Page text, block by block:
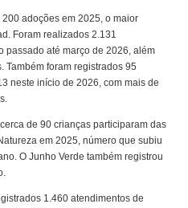
adoções em 2025, o maior
Foram realizados 2.131
passado até março de 2026, além
Também foram registrados 95
neste início de 2026, com mais de
de 90 crianças participaram das
em 2025, número que subiu
O Junho Verde também registrou
1.460 atendimentos de